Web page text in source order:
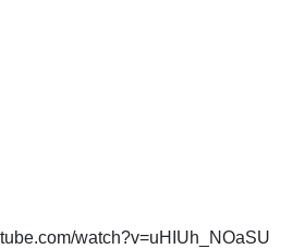
watch?v=uHIUh_NOaSU